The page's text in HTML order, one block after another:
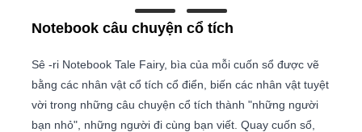
Notebook câu chuyện cổ tích
Sê -ri Notebook Tale Fairy, bìa của mỗi cuốn sổ được vẽ
bằng các nhân vật cổ tích cổ điển, biến các nhân vật tuyệt
vời trong những câu chuyện cổ tích thành "những người
bạn nhỏ", những người đi cùng bạn viết. Quay cuốn sổ,